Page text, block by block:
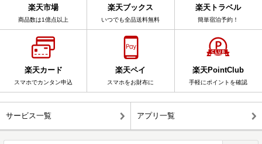
楽天市場
商品数は1億点以上
楽天ブックス
いつでも全品送料無料
楽天トラベル
簡単宿泊予約！
楽天カード
スマホでカンタン申込
楽天ペイ
スマホをお財布に
楽天PointClub
手軽にポイントを確認
サービス一覧 アプリ一覧